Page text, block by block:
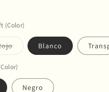
(Color)
Variante
agotada
no
Blanco
Negro